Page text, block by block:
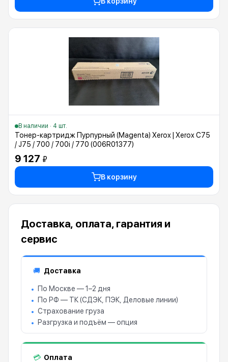
В наличии · 4 шт.
Тонер-картридж Пурпурный (Magenta) Xerox | Xerox C75
/ J75 / 700 / 700i / 770 (006R01377)
9 127 ₽
В корзину
Доставка, оплата, гарантия и
сервис
🚚 Доставка
По Москве — 1–2 дня
По РФ — ТК (СДЭК, ПЭК, Деловые линии)
Страхование груза
Разгрузка и подъём — опция
💳 Оплата